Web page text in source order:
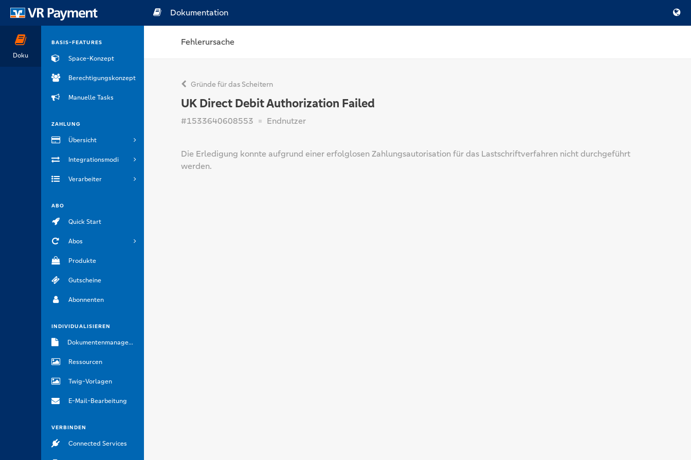
Doku
BASIS-FEATURES
Space-Konzept
Berechtigungskonzept
Manuelle Tasks
ZAHLUNG
Übersicht
Integrationsmodi
Verarbeiter
ABO
Quick Start
Abos
Produkte
Gutscheine
Abonnenten
INDIVIDUALISIEREN
Dokumentenmanagement
Ressourcen
Twig-Vorlagen
E-Mail-Bearbeitung
VERBINDEN
Connected Services
Dokumentation
Fehlerursache
Gründe für das Scheitern
UK Direct Debit Authorization Failed
#1533640608553 Endnutzer
Die Erledigung konnte aufgrund einer erfolglosen Zahlungsautorisation für das Lastschriftverfahren nicht durchgeführt
werden.